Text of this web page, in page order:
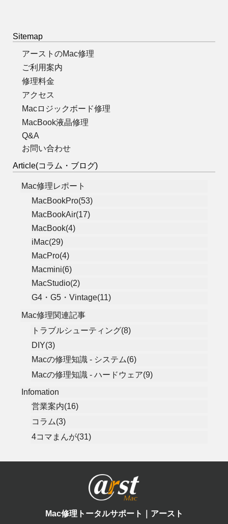
Sitemap
アーストのMac修理
ご利用案内
修理料金
アクセス
Macロジックボード修理
MacBook液晶修理
Q&A
お問い合わせ
Article(コラム・ブログ)
Mac修理レポート
MacBookPro(53)
MacBookAir(17)
MacBook(4)
iMac(29)
MacPro(4)
Macmini(6)
MacStudio(2)
G4・G5・Vintage(11)
Mac修理関連記事
トラブルシューティング(8)
DIY(3)
Macの修理知識 - システム(6)
Macの修理知識 - ハードウェア(9)
Infomation
営業案内(16)
コラム(3)
4コマまんが(31)
Mac修理トータルサポート｜アースト